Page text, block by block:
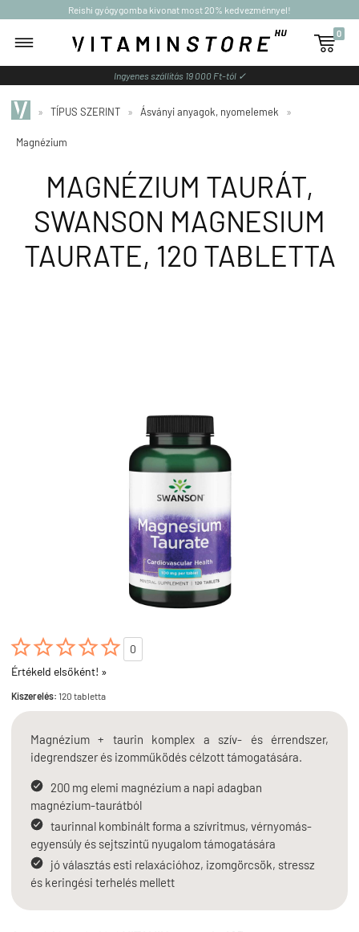
Reishi gyógygomba kivonat most 20% kedvezménnyel!

0
Ingyenes szállítás 19 000 Ft-tól ✓
» TÍPUS SZERINT » Ásványi anyagok, nyomelemek »
Magnézium
MAGNÉZIUM TAURÁT,
SWANSON MAGNESIUM
TAURATE, 120 TABLETTA

0
Értékeld elsőként! »
Kiszerelés: 120 tabletta
Magnézium + taurin komplex a szív- és érrendszer,
idegrendszer és izomműködés célzott támogatására.
200 mg elemi magnézium a napi adagban
magnézium-taurátból
taurinnal kombinált forma a szívritmus, vérnyomás-
egyensúly és sejtszintű nyugalom támogatására
jó választás esti relaxációhoz, izomgörcsök, stressz
és keringési terhelés mellett